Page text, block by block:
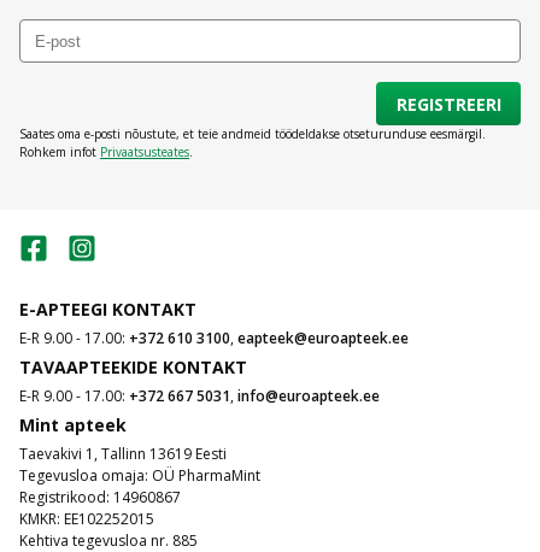
REGISTREERI
Saates oma e-posti nõustute, et teie andmeid töödeldakse otseturunduse eesmärgil.
Rohkem infot Privaatsusteates.
E-APTEEGI KONTAKT
E-R 9.00 - 17.00: +372 610 3100,eapteek@euroapteek.ee
TAVAAPTEEKIDE KONTAKT
E-R 9.00 - 17.00: +372 667 5031,info@euroapteek.ee
Mint apteek
Taevakivi 1, Tallinn 13619 Eesti
Tegevusloa omaja: OÜ PharmaMint
Registrikood: 14960867
KMKR: EE102252015
Kehtiva tegevusloa nr. 885